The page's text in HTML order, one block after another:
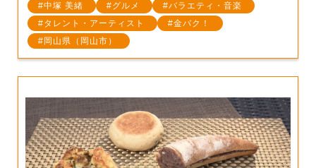
中塚 美緒
グルメ
バラエティ・音楽
タレント・アーティスト
金バク！
岡山県（岡山市）